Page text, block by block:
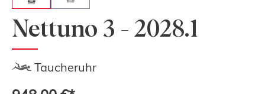
Nettuno 3 - 2028.1
Taucheruhr